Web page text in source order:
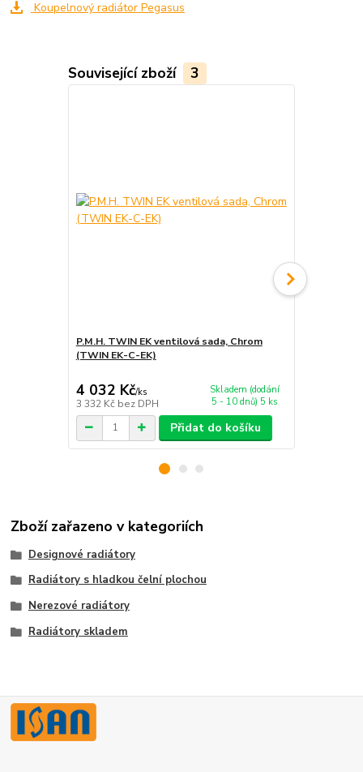
Koupelnový radiátor Pegasus
Související zboží 3
P.M.H. TWIN EK ventilová sada, Chrom
(TWIN EK-C-EK)
4 032 Kč/ks
3 332 Kč bez DPH
Skladem (dodání
5 - 10 dnů) 5 ks
Přidat do košíku
Zboží zařazeno v kategoriích
Designové radiátory
Radiátory s hladkou čelní plochou
Nerezové radiátory
Radiátory skladem